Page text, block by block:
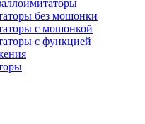
без мошонки
с мошонкой
с функцией